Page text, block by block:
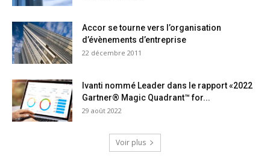
Accor se tourne vers l’organisation
d’évènements d’entreprise
22 décembre 2011
Ivanti nommé Leader dans le rapport «2022
Gartner® Magic Quadrant™ for...
29 août 2022
Voir plus